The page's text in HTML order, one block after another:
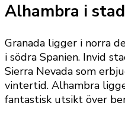
Alhambra i
Granada ligger i norra
i södra Spanien. Invid
Sierra Nevada som
vintertid. Alhambra
fantastisk utsikt över